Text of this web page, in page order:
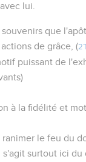
lui.
que
de grâce, (
puissant de
à la fidélité et
le feu du
s'agit surtout ici du